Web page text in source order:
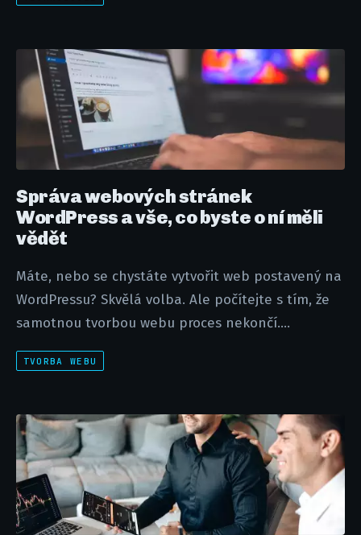
Správa webových stránek
WordPress a vše, co byste o ní měli
vědět
Máte, nebo se chystáte vytvořit web postavený na
WordPressu? Skvělá volba. Ale počítejte s tím, že
samotnou tvorbou webu proces nekončí....
TVORBA WEBU